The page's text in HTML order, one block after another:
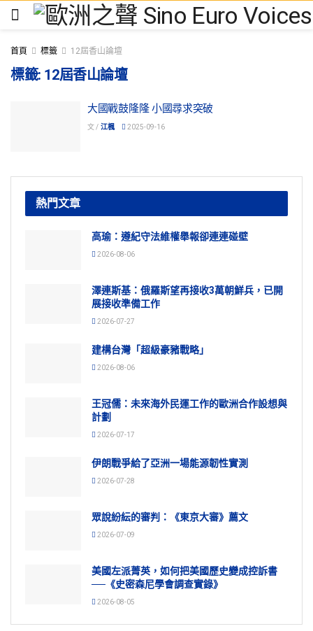
首頁 標籤 12屆香山論壇
標籤: 12屆香山論壇
大國戰鼓隆隆 小國尋求突破
文 / 江楓 2025-09-16
熱門文章
高瑜：遵紀守法維權舉報卻連連碰壁
2026-08-06
澤連斯基：俄羅斯望再接收3萬朝鮮兵，已開
展接收準備工作
2026-07-27
建構台灣「超級豪豬戰略」
2026-08-06
王冠儒：未來海外民運工作的歐洲合作設想與
計劃
2026-07-17
伊朗戰爭給了亞洲一場能源韌性實測
2026-07-28
眾說紛紜的審判：《東京大審》薦文
2026-07-09
美國左派菁英，如何把美國歷史變成控訴書
──《史密森尼學會調查實錄》
2026-08-05